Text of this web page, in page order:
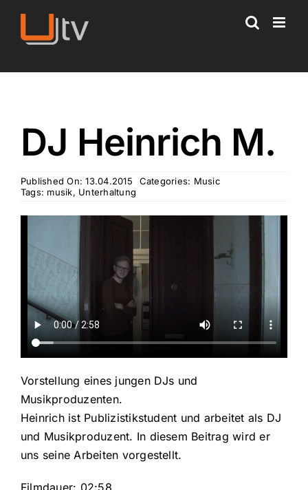
content
DJ Heinrich M.
Published On: 13.04.2015 Categories: Music
Tags: musik, Unterhaltung
Vorstellung eines jungen DJs und
Musikproduzenten.
Heinrich ist Publizistikstudent und arbeitet als DJ
und Musikproduzent. In diesem Beitrag wird er
uns seine Arbeiten vorgestellt.
Filmdauer: 02:58